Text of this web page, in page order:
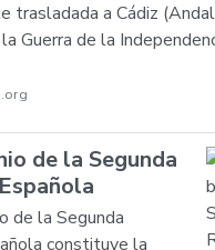
trasladada a Cádiz
Guerra de la
de la Segunda
de la Segunda
constituye la